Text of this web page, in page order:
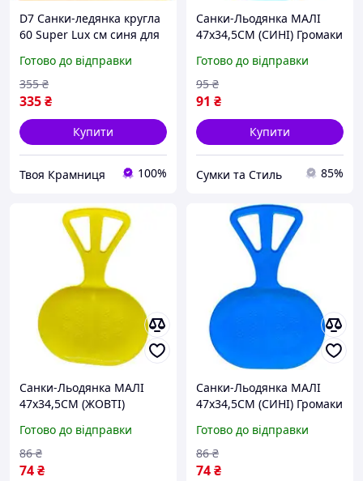
D7 Санки-ледянка кругла
60 Super Lux см синя для
катання на снігу MOD58L
Готово до відправки
335₴
355 ₴
Купити
Твоя Крамниця 100%
Санки-Льодянка МАЛІ
47х34,5СМ (СИНІ) Громаки
Готово до відправки
91 ₴
95 ₴
Купити
Сумки та Стиль 85%
Санки-Льодянка МАЛІ
47х34,5СМ (ЖОВТІ)
Готово до відправки
74₴
86 ₴
Санки-Льодянка МАЛІ
47х34,5СМ (СИНІ) Громаки
Готово до відправки
74₴
86 ₴